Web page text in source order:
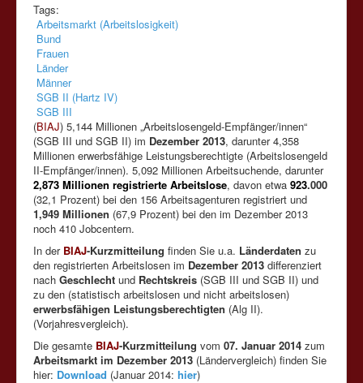
Tags:
Arbeitsmarkt (Arbeitslosigkeit)
Bund
Frauen
Länder
Männer
SGB II (Hartz IV)
SGB III
(BIAJ) 5,144 Millionen „Arbeitslosengeld-Empfänger/innen“
(SGB III und SGB II) im Dezember 2013, darunter 4,358
Millionen erwerbsfähige Leistungsberechtigte (Arbeitslosengeld
II-Empfänger/innen). 5,092 Millionen Arbeitsuchende, darunter
2,873 Millionen registrierte Arbeitslose, davon etwa 923.000
(32,1 Prozent) bei den 156 Arbeitsagenturen registriert und
1,949 Millionen (67,9 Prozent) bei den im Dezember 2013
noch 410 Jobcentern.
In der BIAJ-Kurzmitteilung finden Sie u.a. Länderdaten zu
den registrierten Arbeitslosen im Dezember 2013 differenziert
nach Geschlecht und Rechtskreis (SGB III und SGB II) und
zu den (statistisch arbeitslosen und nicht arbeitslosen)
erwerbsfähigen Leistungsberechtigten (Alg II).
(Vorjahresvergleich).
Die gesamte BIAJ-Kurzmitteilung vom 07. Januar 2014 zum
Arbeitsmarkt im Dezember 2013 (Ländervergleich) finden Sie
hier: Download (Januar 2014: hier)